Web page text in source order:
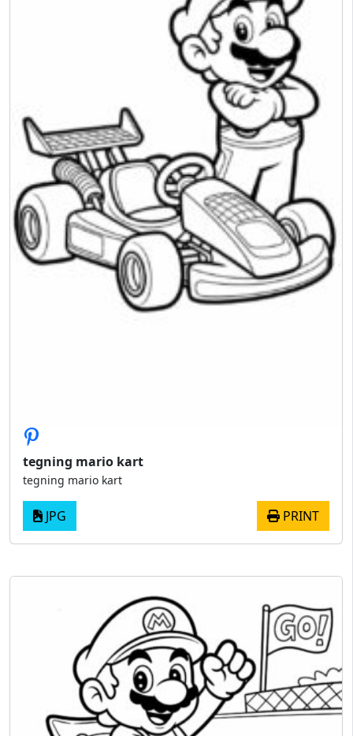
tegning mario kart
tegning mario kart
JPG PRINT